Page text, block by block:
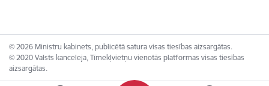
© 2026 Ministru kabinets, publicētā satura visas tiesības aizsargātas.
© 2020 Valsts kanceleja, Tīmekļvietņu vienotās platformas visas tiesības
aizsargātas.